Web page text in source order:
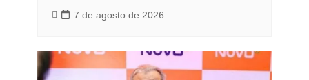
7 de agosto de 2026